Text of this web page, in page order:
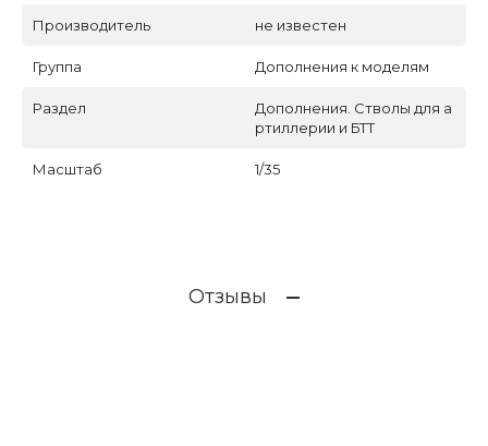
Производитель не известен
Группа Дополнения к моделям
Раздел
Дополнения. Стволы для а
ртиллерии и БТТ
Масштаб 1/35
Отзывы